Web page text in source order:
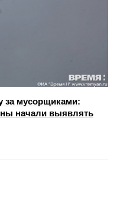
за мусорщиками:
начали выявлять